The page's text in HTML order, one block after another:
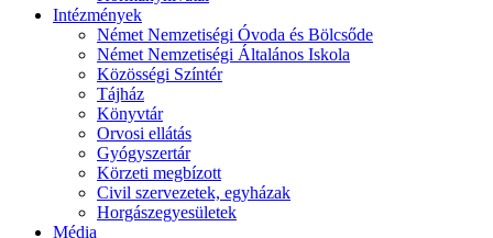
Intézmények
Német Nemzetiségi Óvoda és Bölcsőde
Német Nemzetiségi Általános Iskola
Közösségi Színtér
Tájház
Könyvtár
Orvosi ellátás
Gyógyszertár
Körzeti megbízott
Civil szervezetek, egyházak
Horgászegyesületek
Média